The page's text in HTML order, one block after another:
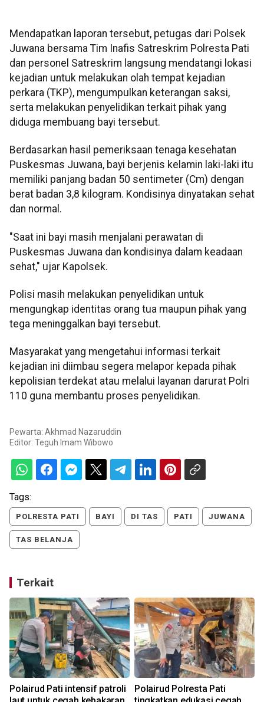
Mendapatkan laporan tersebut, petugas dari Polsek
Juwana bersama Tim Inafis Satreskrim Polresta Pati
dan personel Satreskrim langsung mendatangi lokasi
kejadian untuk melakukan olah tempat kejadian
perkara (TKP), mengumpulkan keterangan saksi,
serta melakukan penyelidikan terkait pihak yang
diduga membuang bayi tersebut.
Berdasarkan hasil pemeriksaan tenaga kesehatan
Puskesmas Juwana, bayi berjenis kelamin laki-laki itu
memiliki panjang badan 50 sentimeter (Cm) dengan
berat badan 3,8 kilogram. Kondisinya dinyatakan sehat
dan normal.
"Saat ini bayi masih menjalani perawatan di
Puskesmas Juwana dan kondisinya dalam keadaan
sehat," ujar Kapolsek.
Polisi masih melakukan penyelidikan untuk
mengungkap identitas orang tua maupun pihak yang
tega meninggalkan bayi tersebut.
Masyarakat yang mengetahui informasi terkait
kejadian ini diimbau segera melapor kepada pihak
kepolisian terdekat atau melalui layanan darurat Polri
110 guna membantu proses penyelidikan.
Pewarta: Akhmad Nazaruddin
Editor: Teguh Imam Wibowo
Tags:
POLRESTA PATI BAYI DI TAS PATI JUWANA
TAS BELANJA
Terkait
Polairud Pati intensif patroli
Polairud Polresta Pati